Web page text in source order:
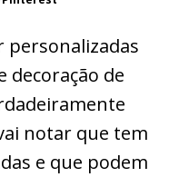
personalizadas
decoração de
notar que tem
e que podem